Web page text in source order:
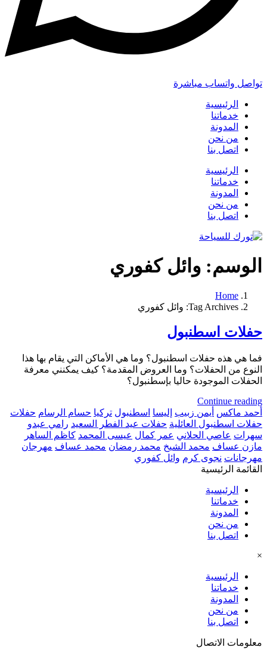
تواصل واتساب مباشرة
الرئيسية
خدماتنا
المدونة
من نحن
اتصل بنا
الرئيسية
خدماتنا
المدونة
من نحن
اتصل بنا
الوسم: وائل كفوري
Home
Tag Archives: وائل كفوري
حفلات اسطنبول
فما هي هذه حفلات اسطنبول؟ وما هي الأماكن التي يقام بها هذا
النوع من الحفلات؟ وما العروض المقدمة؟ كيف يمكنني معرفة
الحفلات الموجودة حاليا بإسطنبول؟
Continue reading
أحمد ماكس أيمن زبيب إليسا اسطنبول تركيا حسام الرسام حفلات
حفلات اسطنبول العائلية حفلات عيد الفطر السعيد رامي عبدو
سهرات عاصي الحلاني عمر كمال عيسى المحمد كاظم الساهر
مازن عساف محمد الشيخ محمد رمضان محمد عساف مهرجان
مهرجانات نجوى كرم وائل كفوري
القائمة الرئيسية
الرئيسية
خدماتنا
المدونة
من نحن
اتصل بنا
×
الرئيسية
خدماتنا
المدونة
من نحن
اتصل بنا
معلومات الاتصال